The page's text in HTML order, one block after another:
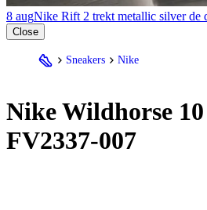
8 augNike Rift 2 trekt metallic silver de
Close
Sneakers Nike
NikeWildhorse
FV2337-007